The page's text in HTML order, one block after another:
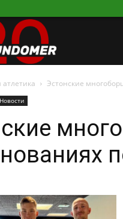
атлетика Эстонские
Новости